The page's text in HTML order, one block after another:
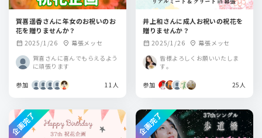
賀喜遥香さんに年女のお祝いのお
花を贈りませんか？
calendar_month 2025/1/26 location_on 幕張メッセ
賀喜さんに喜んでもらえるよう
に頑張ります
参加 11人
井上和さんに成人お祝いの祝花を
贈りませんか？
calendar_month 2025/1/26 location_on 幕張メッセ
皆様よろしくお願いいたしま
す。
参加 25人
企画完了 企画完了